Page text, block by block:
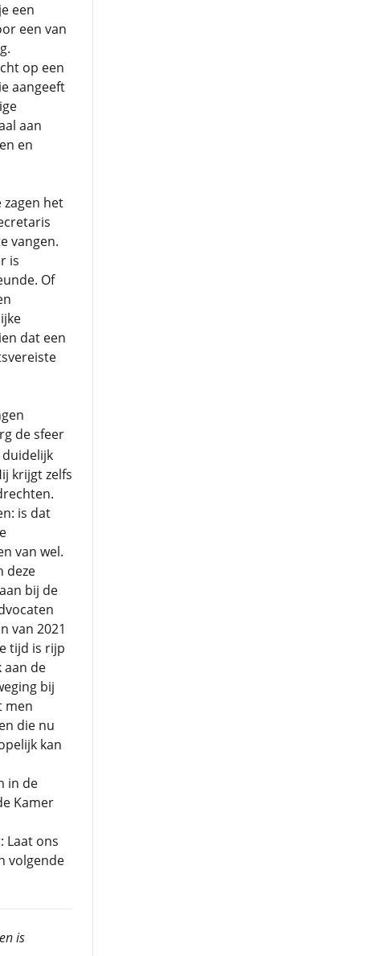
een
een van
op een
aangeeft
aan
en
het
vangen.
is
Of
dat een
de sfeer
krijgt zelfs
is dat
van wel.
deze
bij de
van 2021
tijd is rijp
aan de
bij
men
die nu
kan
in de
Kamer
Laat ons
volgende
is